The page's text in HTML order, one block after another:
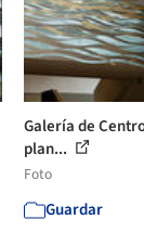
Galería de
plan...
Foto
Guardar